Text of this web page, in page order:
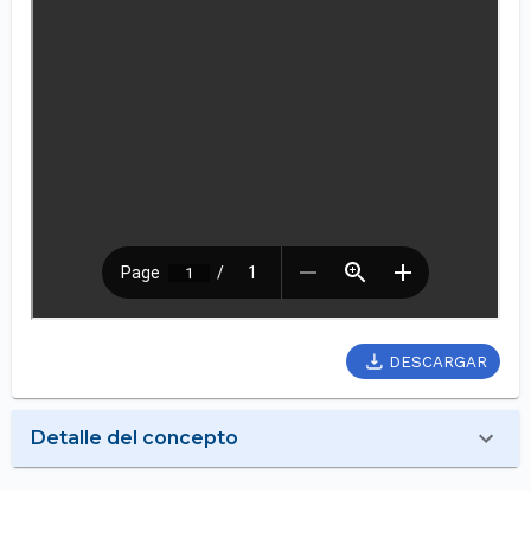
DESCARGAR
Detalle del concepto